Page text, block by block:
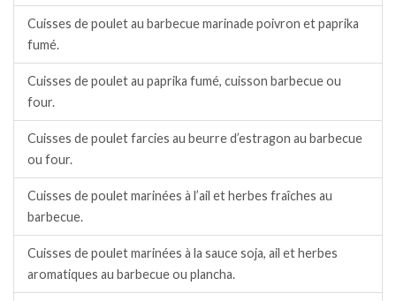
Cuisses de poulet au barbecue marinade poivron et paprika
fumé.
Cuisses de poulet au paprika fumé, cuisson barbecue ou
four.
Cuisses de poulet farcies au beurre d’estragon au barbecue
ou four.
Cuisses de poulet marinées à l’ail et herbes fraîches au
barbecue.
Cuisses de poulet marinées à la sauce soja, ail et herbes
aromatiques au barbecue ou plancha.